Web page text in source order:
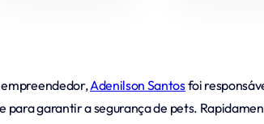
Adenilson Santosfoi
garantir a segurança de pets.